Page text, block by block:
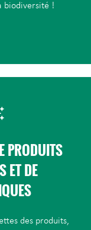
biodiversité !
PRODUITS
ET DE
des produits,